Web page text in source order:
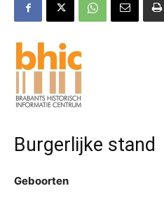
Burgerlijke stand
Geboorten